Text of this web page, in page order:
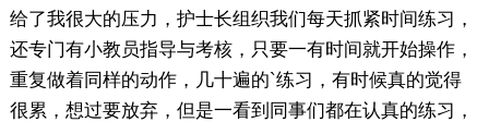
给了我很大的压力，护士长组织我们每天抓紧时间练习，
还专门有小教员指导与考核，只要一有时间就开始操作，
重复做着同样的动作，几十遍的`练习，有时候真的觉得
很累，想过要放弃，但是一看到同事们都在认真的练习，